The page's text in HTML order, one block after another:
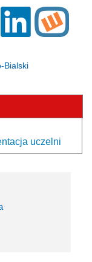
Bialski
uczelni